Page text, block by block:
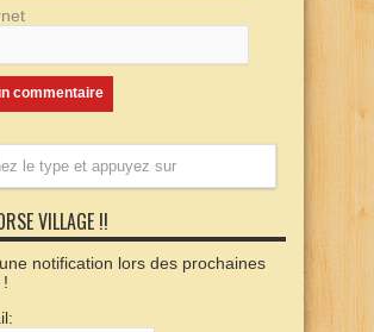
VILLAGE !!
notification lors des prochaines